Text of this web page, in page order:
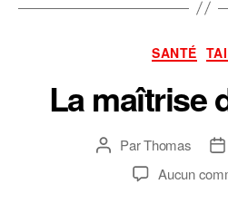
SANTÉ
La maîtrise
Auteur
l’article
ParThomas
Aucun